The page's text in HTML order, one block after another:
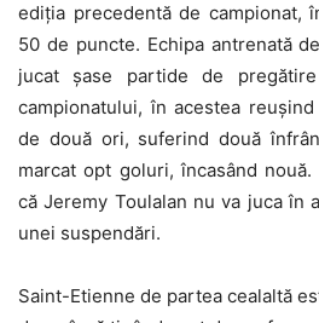
ediția precedentă de campionat,
50 de puncte. Echipa antrenată
jucat șase partide de
campionatului, în acestea
de două ori, suferind două
marcat opt goluri, încasând
că Jeremy Toulalan nu va juca în
unei suspendări.
Saint-Etienne de partea cealaltă